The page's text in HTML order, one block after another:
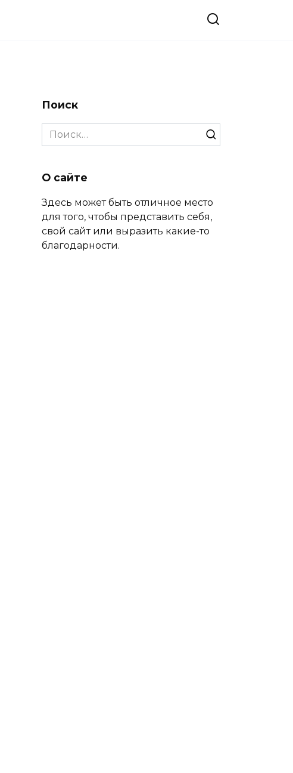
Поиск
Search
for:
О сайте
Здесь может быть отличное место
для того, чтобы представить себя,
свой сайт или выразить какие-то
благодарности.